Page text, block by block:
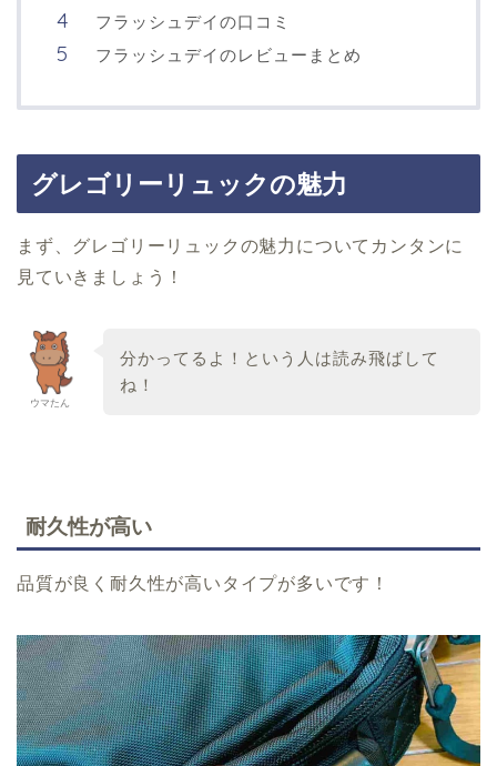
フラッシュデイの口コミ
フラッシュデイのレビューまとめ
グレゴリーリュックの魅力
まず、グレゴリーリュックの魅力についてカンタンに
見ていきましょう！
ウマたん
分かってるよ！という人は読み飛ばして
ね！
耐久性が高い
品質が良く耐久性が高いタイプが多いです！